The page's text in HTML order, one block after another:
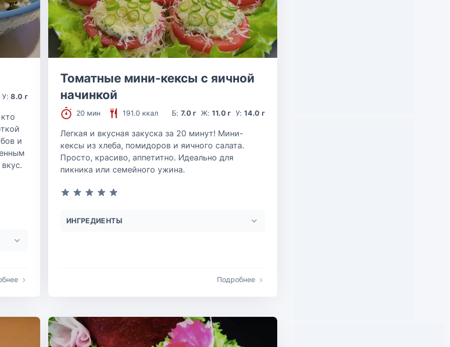
У:8.0 г
и
Томатные мини-кексы с яичной
начинкой
20 мин 191.0 ккал Б: 7.0 г Ж: 11.0 г У: 14.0 г
Легкая и вкусная закуска за 20 минут! Мини-
кексы из хлеба, помидоров и яичного салата.
Просто, красиво, аппетитно. Идеально для
пикника или семейного ужина.
ИНГРЕДИЕНТЫ
Подробнее